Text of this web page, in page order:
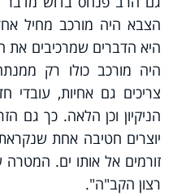
הצבא היה מורכב מחיל
היא הדברים שמרכיבים
היה מורכב כולו רק
צריכים גם אחיות,
הניקיון וכן הלאה. כך גם
יוצרים חטיבה אחת
זורמים אל אותו ים.
רצון הקב"ה".